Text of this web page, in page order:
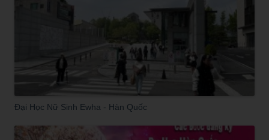
Đại Học Nữ Sinh Ewha - Hàn Quốc